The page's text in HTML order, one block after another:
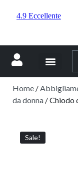
Home /
da donna / Chiodo
Sale!